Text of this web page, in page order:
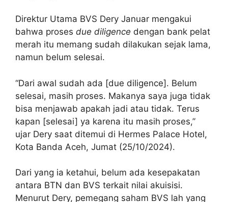
Direktur Utama BVS Dery Januar mengakui
bahwa proses due diligence dengan bank pelat
merah itu memang sudah dilakukan sejak lama,
namun belum selesai.
“Dari awal sudah ada [due diligence]. Belum
selesai, masih proses. Makanya saya juga tidak
bisa menjawab apakah jadi atau tidak. Terus
kapan [selesai] ya karena itu masih proses,”
ujar Dery saat ditemui di Hermes Palace Hotel,
Kota Banda Aceh, Jumat (25/10/2024).
Dari yang ia ketahui, belum ada kesepakatan
antara BTN dan BVS terkait nilai akuisisi.
Menurut Dery, pemegang saham BVS lah yang